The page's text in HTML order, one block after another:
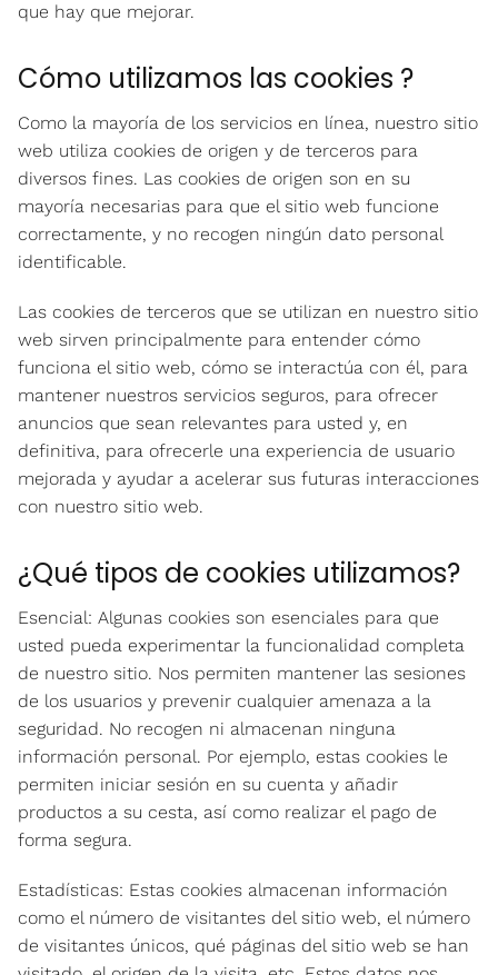
que hay que mejorar.
Cómo utilizamos las cookies ?
Como la mayoría de los servicios en línea, nuestro sitio
web utiliza cookies de origen y de terceros para
diversos fines. Las cookies de origen son en su
mayoría necesarias para que el sitio web funcione
correctamente, y no recogen ningún dato personal
identificable.
Las cookies de terceros que se utilizan en nuestro sitio
web sirven principalmente para entender cómo
funciona el sitio web, cómo se interactúa con él, para
mantener nuestros servicios seguros, para ofrecer
anuncios que sean relevantes para usted y, en
definitiva, para ofrecerle una experiencia de usuario
mejorada y ayudar a acelerar sus futuras interacciones
con nuestro sitio web.
¿Qué tipos de cookies utilizamos?
Esencial: Algunas cookies son esenciales para que
usted pueda experimentar la funcionalidad completa
de nuestro sitio. Nos permiten mantener las sesiones
de los usuarios y prevenir cualquier amenaza a la
seguridad. No recogen ni almacenan ninguna
información personal. Por ejemplo, estas cookies le
permiten iniciar sesión en su cuenta y añadir
productos a su cesta, así como realizar el pago de
forma segura.
Estadísticas: Estas cookies almacenan información
como el número de visitantes del sitio web, el número
de visitantes únicos, qué páginas del sitio web se han